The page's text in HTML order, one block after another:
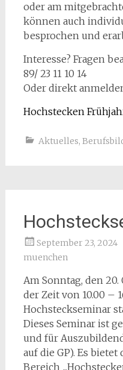
oder am
können auch
besprochen und
Interesse? Fragen
89/ 23 11 10 14
Oder direkt
Hochstecken
Aktuelles,
September 23, 2024
muenchen
Am Sonntag, den
der Zeit von 10.00 –
Hochsteckseminar
Dieses Seminar ist
und für
auf die GP). Es
Bereich